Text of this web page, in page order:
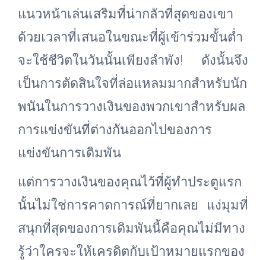
แนวหน้าเล่นเสริมที่น่ากลัวที่สุดของเขา
ด้วยเวลาที่เสนอในขณะที่ผู้เข้าร่วมขั้นต่ำ
จะใช้ชีวิตในวันนั้นเพียงลำพัง! ดังนั้นจึง
เป็นการตัดสินใจที่ล่อแหลมมากสำหรับนัก
พนันในการวางเงินของพวกเขาสำหรับผล
การแข่งขันที่ต่างกันออกไปของการ
แข่งขันการเดิมพัน
แต่การวางเงินของคุณไว้ที่ผู้ทำประตูแรก
นั้นไม่ใช่การคาดการณ์ที่ยากเลย แง่มุมที่
สนุกที่สุดของการเดิมพันนี้คือคุณไม่มีทาง
รู้ว่าใครจะให้เครดิตกับเป้าหมายแรกของ